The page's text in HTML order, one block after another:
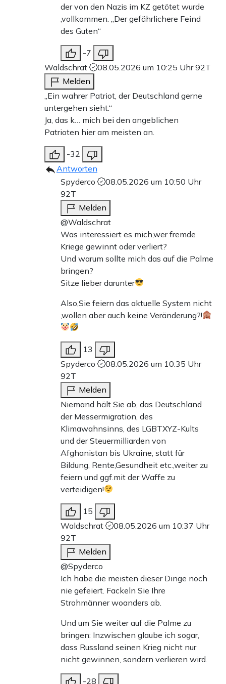
der von den Nazis im KZ getötet wurde
,vollkommen. „Der gefährlichere Feind
des Guten“
-7
Waldschrat
08.05.2026 um 10:25 Uhr92T
Melden
„Ein wahrer Patriot, der Deutschland gerne
untergehen sieht.“
Ja, das k… mich bei den angeblichen
Patrioten hier am meisten an.
-32
Antworten
Spyderco
08.05.2026 um 10:50 Uhr
92T
Melden
@Waldschrat
Was interessiert es mich,wer fremde
Kriege gewinnt oder verliert?
Und warum sollte mich das auf die Palme
bringen?
Sitze lieber darunter
Also,Sie feiern das aktuelle System nicht
,wollen aber auch keine Veränderung?!
13
Spyderco
08.05.2026 um 10:35 Uhr
92T
Melden
Niemand hält Sie ab, das Deutschland
der Messermigration, des
Klimawahnsinns, des LGBTXYZ-Kults
und der Steuermilliarden von
Afghanistan bis Ukraine, statt für
Bildung, Rente,Gesundheit etc.,weiter zu
feiern und ggf.mit der Waffe zu
verteidigen!
15
Waldschrat
08.05.2026 um 10:37 Uhr
92T
Melden
@Spyderco
Ich habe die meisten dieser Dinge noch
nie gefeiert. Fackeln Sie Ihre
Strohmänner woanders ab.
Und um Sie weiter auf die Palme zu
bringen: Inzwischen glaube ich sogar,
dass Russland seinen Krieg nicht nur
nicht gewinnen, sondern verlieren wird.
-28